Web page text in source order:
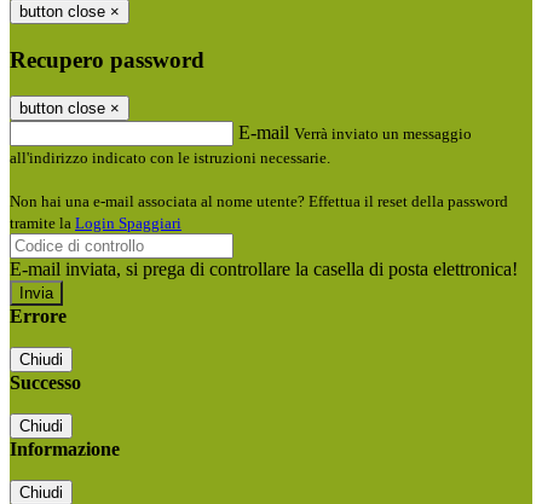
button close ×
Recupero password
button close ×
E-mail Verrà inviato un messaggio
all'indirizzo indicato con le istruzioni necessarie.
Non hai una e-mail associata al nome utente? Effettua il reset della password
tramite la Login Spaggiari
E-mail inviata, si prega di controllare la casella di posta elettronica!
Errore
Chiudi
Successo
Chiudi
Informazione
Chiudi